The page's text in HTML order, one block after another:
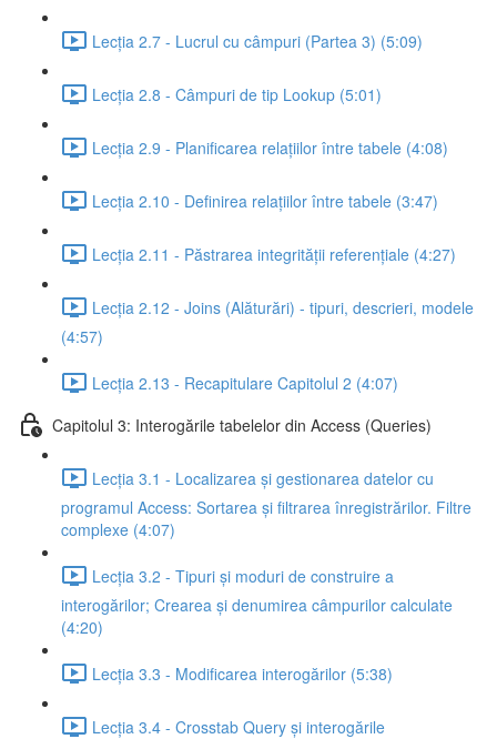
Lecția 2.7 - Lucrul cu câmpuri (Partea 3) (5:09)
Lecția 2.8 - Câmpuri de tip Lookup (5:01)
Lecția 2.9 - Planificarea relațiilor între tabele (4:08)
Lecția 2.10 - Definirea relațiilor între tabele (3:47)
Lecția 2.11 - Păstrarea integrității referențiale (4:27)
Lecția 2.12 - Joins (Alăturări) - tipuri, descrieri, modele
(4:57)
Lecția 2.13 - Recapitulare Capitolul 2 (4:07)
Capitolul 3: Interogările tabelelor din Access (Queries)
Lecția 3.1 - Localizarea și gestionarea datelor cu
programul Access: Sortarea și filtrarea înregistrărilor. Filtre
complexe (4:07)
Lecția 3.2 - Tipuri și moduri de construire a
interogărilor; Crearea și denumirea câmpurilor calculate
(4:20)
Lecția 3.3 - Modificarea interogărilor (5:38)
Lecția 3.4 - Crosstab Query și interogările